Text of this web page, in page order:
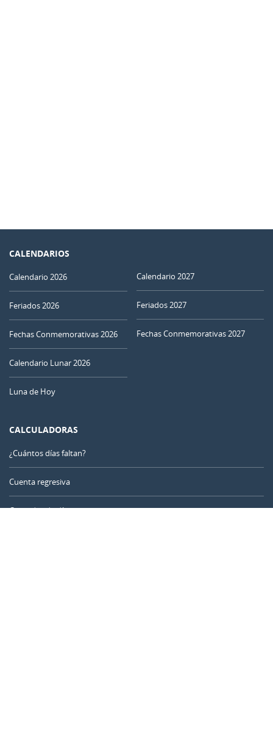
CALENDARIOS
Calendario 2026
Feriados 2026
Fechas Conmemorativas 2026
Calendario Lunar 2026
Luna de Hoy
Calendario 2027
Feriados 2027
Fechas Conmemorativas 2027
CALCULADORAS
¿Cuántos días faltan?
Cuenta regresiva
Contador de días